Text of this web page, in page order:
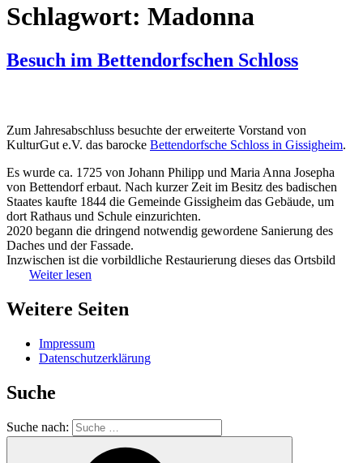
Schlagwort: Madonna
Besuch im Bettendorfschen Schloss
Zum Jahresabschluss besuchte der erweiterte Vorstand von
KulturGut e.V. das barocke Bettendorfsche Schloss in Gissigheim.
Es wurde ca. 1725 von Johann Philipp und Maria Anna Josepha
von Bettendorf erbaut. Nach kurzer Zeit im Besitz des badischen
Staates kaufte 1844 die Gemeinde Gissigheim das Gebäude, um
dort Rathaus und Schule einzurichten.
2020 begann die dringend notwendig gewordene Sanierung des
Daches und der Fassade.
Inzwischen ist die vorbildliche Restaurierung dieses das Ortsbild
Weiter lesen
Weitere Seiten
Impressum
Datenschutzerklärung
Suche
Suche nach: